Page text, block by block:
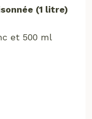
(1 litre)
et 500 ml